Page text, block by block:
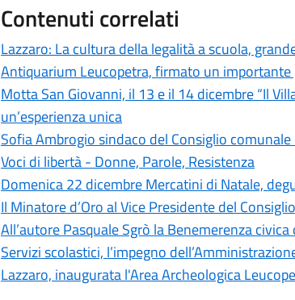
Contenuti correlati
Lazzaro: La cultura della legalità a scuola,
Antiquarium Leucopetra, firmato un
Motta San Giovanni, il 13 e il 14 dicembre “Il
un’esperienza unica
Sofia Ambrogio sindaco del Consiglio
Voci di libertà - Donne, Parole, Resistenza
Domenica 22 dicembre Mercatini di Natale,
Il Minatore d’Oro al Vice Presidente del
All’autore Pasquale Sgrò la Benemerenza
Servizi scolastici, l’impegno
Lazzaro, inaugurata l'Area Archeologica